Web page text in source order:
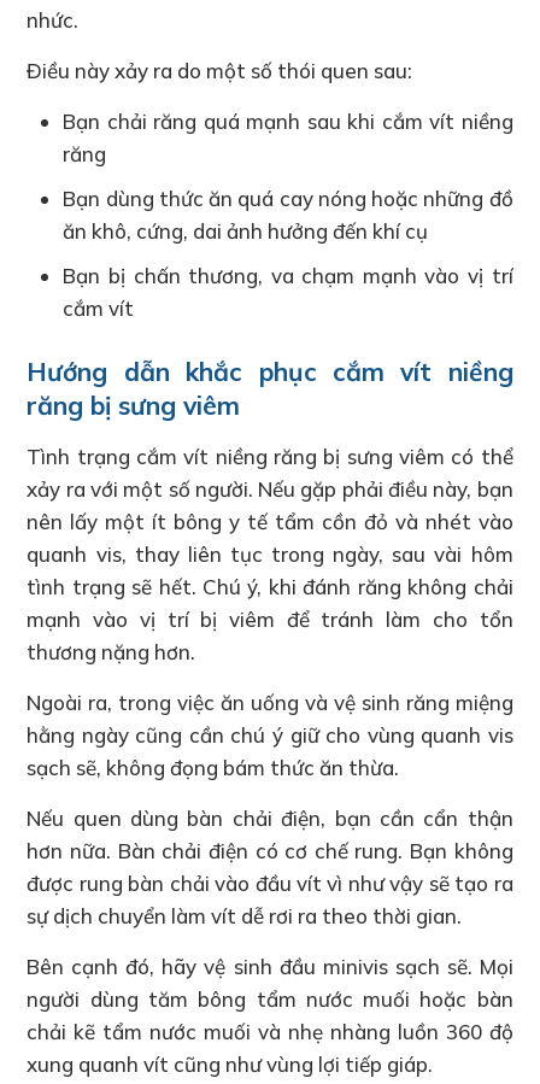
nhức.
Điều này xảy ra do một số thói quen sau:
Bạn chải răng quá mạnh sau khi cắm vít niềng
răng
Bạn dùng thức ăn quá cay nóng hoặc những đồ
ăn khô, cứng, dai ảnh hưởng đến khí cụ
Bạn bị chấn thương, va chạm mạnh vào vị trí
cắm vít
Hướng dẫn khắc phục cắm vít niềng
răng bị sưng viêm
Tình trạng cắm vít niềng răng bị sưng viêm có thể
xảy ra với một số người. Nếu gặp phải điều này, bạn
nên lấy một ít bông y tế tẩm cồn đỏ và nhét vào
quanh vis, thay liên tục trong ngày, sau vài hôm
tình trạng sẽ hết. Chú ý, khi đánh răng không chải
mạnh vào vị trí bị viêm để tránh làm cho tổn
thương nặng hơn.
Ngoài ra, trong việc ăn uống và vệ sinh răng miệng
hằng ngày cũng cần chú ý giữ cho vùng quanh vis
sạch sẽ, không đọng bám thức ăn thừa.
Nếu quen dùng bàn chải điện, bạn cần cẩn thận
hơn nữa. Bàn chải điện có cơ chế rung. Bạn không
được rung bàn chải vào đầu vít vì như vậy sẽ tạo ra
sự dịch chuyển làm vít dễ rơi ra theo thời gian.
Bên cạnh đó, hãy vệ sinh đầu minivis sạch sẽ. Mọi
người dùng tăm bông tẩm nước muối hoặc bàn
chải kẽ tẩm nước muối và nhẹ nhàng luồn 360 độ
xung quanh vít cũng như vùng lợi tiếp giáp.